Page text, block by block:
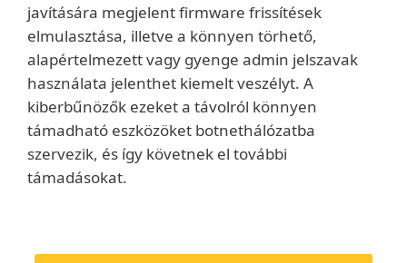
javítására megjelent firmware frissítések
elmulasztása, illetve a könnyen törhető,
alapértelmezett vagy gyenge admin jelszavak
használata jelenthet kiemelt veszélyt. A
kiberbűnözők ezeket a távolról könnyen
támadható eszközöket botnethálózatba
szervezik, és így követnek el további
támadásokat.